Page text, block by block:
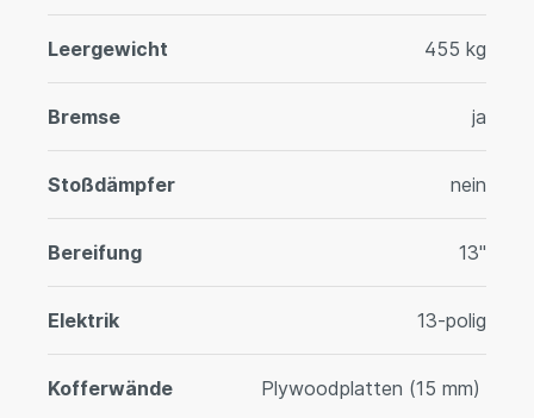
Leergewicht 455 kg
Bremse ja
Stoßdämpfer nein
Bereifung 13"
Elektrik 13-polig
Kofferwände Plywoodplatten (15 mm)